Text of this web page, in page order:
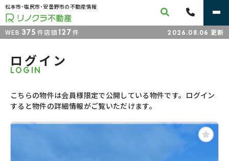
松本市･塩尻市･安曇野市の不動産情報
WEB 375 件店頭127件 2026.08.06 更新
ログイン
LOGIN
こちらの物件は会員様限定で公開している物件です。ログイン
すると物件の詳細情報がご覧いただけます。